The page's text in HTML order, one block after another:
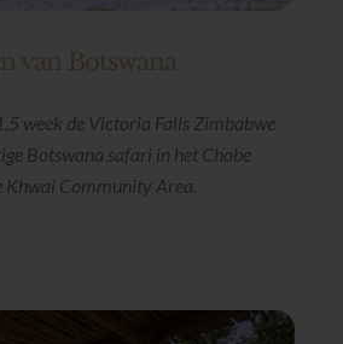
van Botswana
week de Victoria Falls Zimbabwe
Botswana safari in het Chobe
Khwai Community Area.